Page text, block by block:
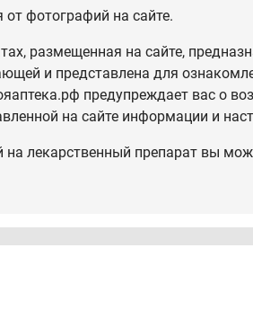
фотографий на сайте.
размещенная на сайте,
и представлена для
предупреждает вас о
на сайте информации и
лекарственный препарат вы